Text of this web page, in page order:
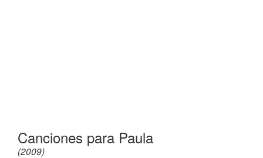
Canciones para Paula
(2009)